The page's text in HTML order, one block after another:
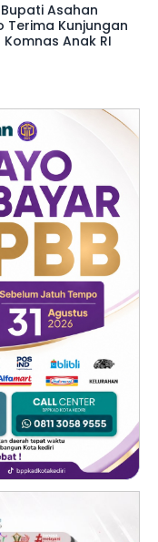
Asahan
Terima Kunjungan
Komnas Anak RI